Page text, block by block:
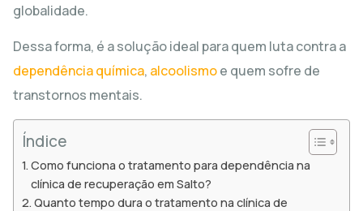
globalidade.
Dessa forma, é a solução ideal para quem luta contra a
dependência química, alcoolismoe quem sofre de
transtornos mentais.
Índice
Como funciona o tratamento para dependência na
clínica de recuperação em Salto?
Quanto tempo dura o tratamento na clínica de